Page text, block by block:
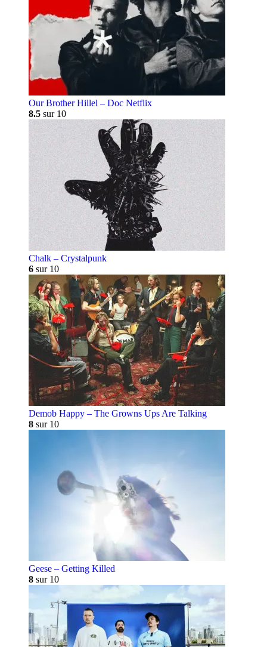
Our Brother Hillel – Doc Netflix
8.5 sur 10
Chalk – Crystalpunk
6 sur 10
Demob Happy – The Growns Ups Are Talking
8 sur 10
Geese – Getting Killed
8 sur 10